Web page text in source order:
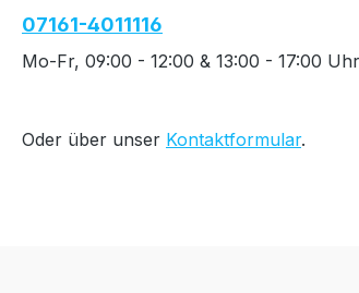
07161-4011116
Mo-Fr, 09:00 - 12:00 & 13:00 - 17:00 Uhr
Oder über unser Kontaktformular.